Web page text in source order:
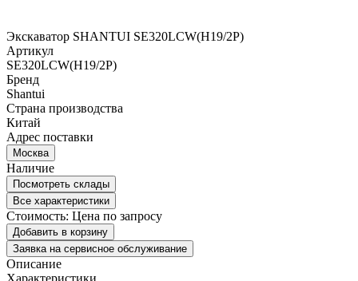
Экскаватор SHANTUI SE320LCW(H19/2P)
Артикул
SE320LCW(H19/2P)
Бренд
Shantui
Страна производства
Китай
Адрес поставки
Москва
Наличие
Посмотреть склады
Все характеристики
Стоимость: Цена по запросу
Добавить в корзину
Заявка на сервисное обслуживание
Описание